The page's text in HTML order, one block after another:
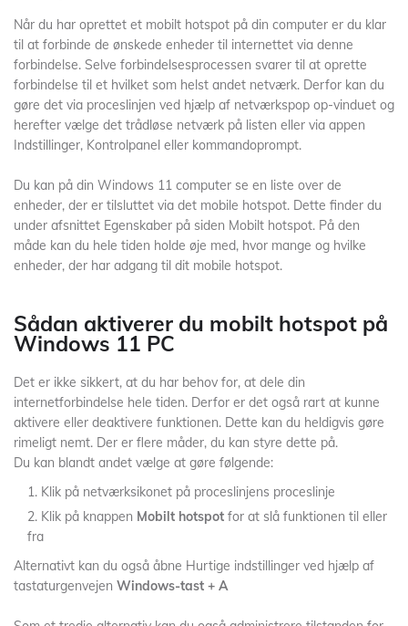
Når du har oprettet et mobilt hotspot på din computer er du klar
til at forbinde de ønskede enheder til internettet via denne
forbindelse. Selve forbindelsesprocessen svarer til at oprette
forbindelse til et hvilket som helst andet netværk. Derfor kan du
gøre det via proceslinjen ved hjælp af netværkspop op-vinduet og
herefter vælge det trådløse netværk på listen eller via appen
Indstillinger, Kontrolpanel eller kommandoprompt.
Du kan på din Windows 11 computer se en liste over de
enheder, der er tilsluttet via det mobile hotspot. Dette finder du
under afsnittet Egenskaber på siden Mobilt hotspot. På den
måde kan du hele tiden holde øje med, hvor mange og hvilke
enheder, der har adgang til dit mobile hotspot.
Sådan aktiverer du mobilt hotspot på
Windows 11 PC
Det er ikke sikkert, at du har behov for, at dele din
internetforbindelse hele tiden. Derfor er det også rart at kunne
aktivere eller deaktivere funktionen. Dette kan du heldigvis gøre
rimeligt nemt. Der er flere måder, du kan styre dette på.
Du kan blandt andet vælge at gøre følgende:
Klik på netværksikonet på proceslinjens proceslinje
Klik på knappen Mobilt hotspot for at slå funktionen til eller
fra
Alternativt kan du også åbne Hurtige indstillinger ved hjælp af
tastaturgenvejen Windows-tast + A